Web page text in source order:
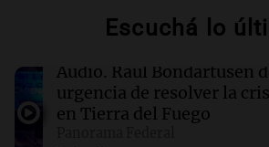
09:14 Mundo
Trump defiende el arsenal
tras informes sobre escasez
Escuchá lo
Audio. Raúl Bondartusen
urgencia de resolver la
en Tierra del Fuego